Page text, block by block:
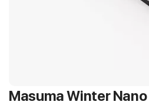
Masuma Winter